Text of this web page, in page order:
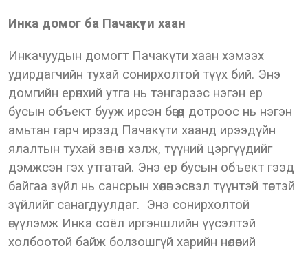
Инка домог ба Пачакүти хаан
Инкачуудын домогт Пачакүти хаан хэмээх
удирдагчийн тухай сонирхолтой түүх бий. Энэ
домгийн ерөнхий утга нь тэнгэрээс нэгэн ер
бусын объект бууж ирсэн бөгөөд дотроос нь нэгэн
амьтан гарч ирээд Пачакүти хаанд ирээдүйн
ялалтын тухай зөгнөл хэлж, түүний цэргүүдийг
дэмжсэн гэх утгатай. Энэ ер бусын объект гээд
байгаа зүйл нь сансрын хөлөг эсвэл түүнтэй төстэй
зүйлийг санагдуулдаг. Энэ сонирхолтой
өгүүлэмж Инка соёл иргэншлийн үүсэлтэй
холбоотой байж болзошгүй харийн нөлөөний